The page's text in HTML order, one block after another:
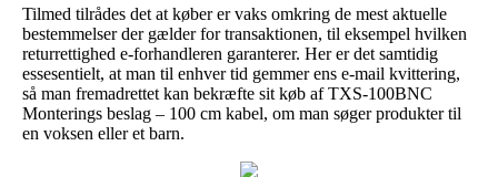
Tilmed tilrådes det at køber er vaks omkring de mest aktuelle
bestemmelser der gælder for transaktionen, til eksempel hvilken
returrettighed e-forhandleren garanterer. Her er det samtidig
essesentielt, at man til enhver tid gemmer ens e-mail kvittering,
så man fremadrettet kan bekræfte sit køb af TXS-100BNC
Monterings beslag – 100 cm kabel, om man søger produkter til
en voksen eller et barn.